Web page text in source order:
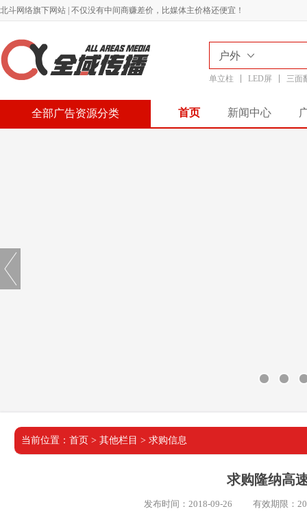
北斗网络旗下网站 | 不仅没有中间商赚差价，比媒体主价格还便宜！
户外
单立柱 LED屏 三面
全部广告资源分类 首页 新闻中心
当前位置： 首页 > 其他栏目 > 求购信息
求购隆纳高
发布时间：2018-09-26 有效期限：